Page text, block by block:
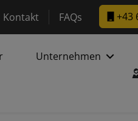
DaltecAustria
www.instagram.com/
Kontakt FAQs +43
Unternehmen